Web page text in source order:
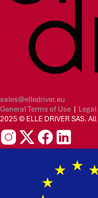
sales@elledriver.eu
General Terms of Use |
2025 © ELLE DRIVER SAS.